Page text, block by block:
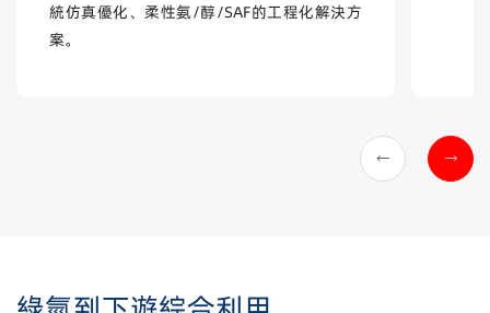
統仿真優化、柔性氨/醇/SAF的工程化解決方
案。